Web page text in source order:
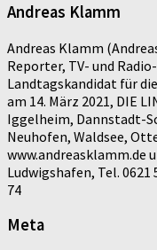
Andreas Klamm
Andreas Klamm
Reporter, TV- und
Landtagskandidat für
am 14. März 2021, DIE
Iggelheim, Dannstadt-
Neuhofen, Waldsee,
www.andreasklamm.de
Ludwigshafen, Tel. 0621
74
Meta